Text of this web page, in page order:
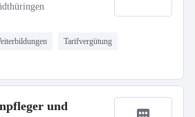
Tarifvergütung
und